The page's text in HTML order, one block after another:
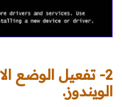
2- تفعيل الوضع
الويندوز.